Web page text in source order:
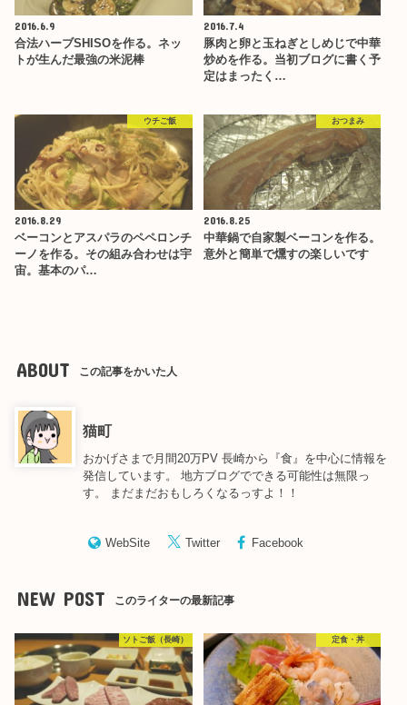
2016.6.9
合法ハーブSHISOを作る。ネッ
トが生んだ最強の米泥棒
2016.7.4
豚肉と卵と玉ねぎとしめじで中華
炒めを作る。当初ブログに書く予
定はまったく…
ウチご飯
2016.8.29
ベーコンとアスパラのペペロンチ
ーノを作る。その組み合わせは宇
宙。基本のパ…
おつまみ
2016.8.25
中華鍋で自家製ベーコンを作る。
意外と簡単で燻すの楽しいです
ABOUT この記事をかいた人
猫町
おかげさまで月間20万PV 長崎から『食』を中心に情報を
発信しています。 地方ブログでできる可能性は無限っ
す。 まだまだおもしろくなるっすよ！！
WebSite Twitter Facebook
NEW POST このライターの最新記事
ソトご飯（長崎） 定食・丼